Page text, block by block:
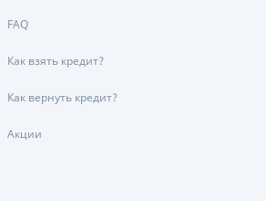
FAQ
Как взять кредит?
Как вернуть кредит?
Акции